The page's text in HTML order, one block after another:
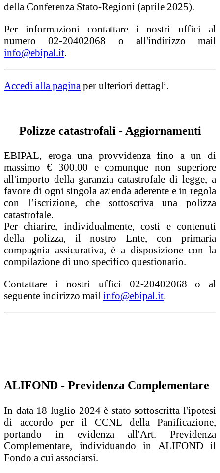
della Conferenza Stato-Regioni (aprile 2025).
Per informazioni contattare i nostri uffici al
numero 02-20402068 o all'indirizzo mail
info@ebipal.it.
Accedi alla pagina per ulteriori dettagli.
Polizze catastrofali - Aggiornamenti
EBIPAL, eroga una provvidenza fino a un di
massimo € 300.00 e comunque non superiore
all'importo della garanzia catastrofale di legge, a
favore di ogni singola azienda aderente e in regola
con l’iscrizione, che sottoscriva una polizza
catastrofale.
Per chiarire, individualmente, costi e contenuti
della polizza, il nostro Ente, con primaria
compagnia assicurativa, è a disposizione con la
compilazione di uno specifico questionario.
Contattare i nostri uffici 02-20402068 o al
seguente indirizzo mail info@ebipal.it.
ALIFOND - Previdenza Complementare
In data 18 luglio 2024 è stato sottoscritta l'ipotesi
di accordo per il CCNL della Panificazione,
portando in evidenza all'Art. Previdenza
Complementare, individuando in ALIFOND il
Fondo a cui associarsi.